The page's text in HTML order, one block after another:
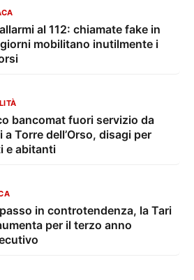
al 112: chiamate fake in
mobilitano inutilmente i
bancomat fuori servizio da
a Torre dell’Orso, disagi per
e abitanti
in controtendenza, la Tari
per il terzo anno